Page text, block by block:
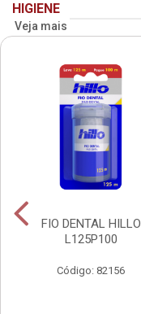
HIGIENE
Veja mais
FIO DENTAL HILLO
L125P100
Código: 82156